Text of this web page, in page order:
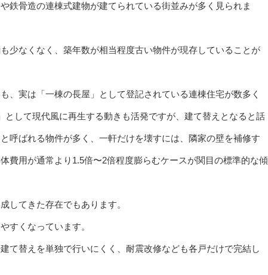
鉄骨造の連棟式建物が建てられている街並みが多く見られま
少なくなく、築年数が相当程度古い物件が現存していることが
、実は「一棟の長屋」として登記されている連棟住宅が数多く
して現代風に再生する動きも活発ですが、建て替えとなると話
呼ばれる物件が多く、一軒だけを壊すには、隣家の壁を補修す
費用が通常より1.5倍〜2倍程度膨らむケースが関目の標準的な傾
してきた存在でもあります。
すくなっています。
て替えを単独で行いにくく、耐震改修なども各戸だけで完結し